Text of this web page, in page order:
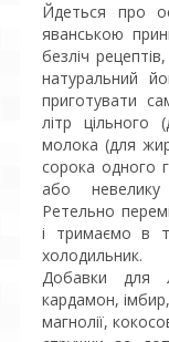
Йдеться про
яванською
безліч
натуральний
приготувати
літр цільного
молока (для
сорока одного
або невелику
Ретельно
і тримаємо в
холодильник.
Добавки для
кардамон,
магнолії,